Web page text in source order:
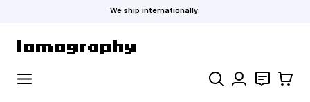
We ship internationally.
Search 聯絡 購物車